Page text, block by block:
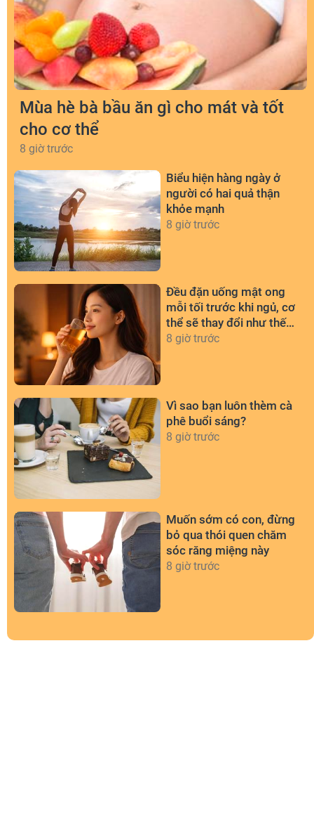
Mùa hè bà bầu ăn gì cho mát và tốt
cho cơ thể
8 giờ trước
Biểu hiện hàng ngày ở
người có hai quả thận
khỏe mạnh
8 giờ trước
Đều đặn uống mật ong
mỗi tối trước khi ngủ, cơ
thể sẽ thay đổi như thế
nào?
8 giờ trước
Vì sao bạn luôn thèm cà
phê buổi sáng?
8 giờ trước
Muốn sớm có con, đừng
bỏ qua thói quen chăm
sóc răng miệng này
8 giờ trước